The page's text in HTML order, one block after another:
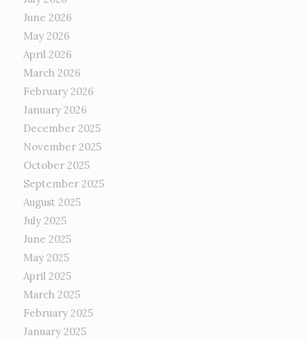
June 2026
May 2026
April 2026
March 2026
February 2026
January 2026
December 2025
November 2025
October 2025
September 2025
August 2025
July 2025
June 2025
May 2025
April 2025
March 2025
February 2025
January 2025